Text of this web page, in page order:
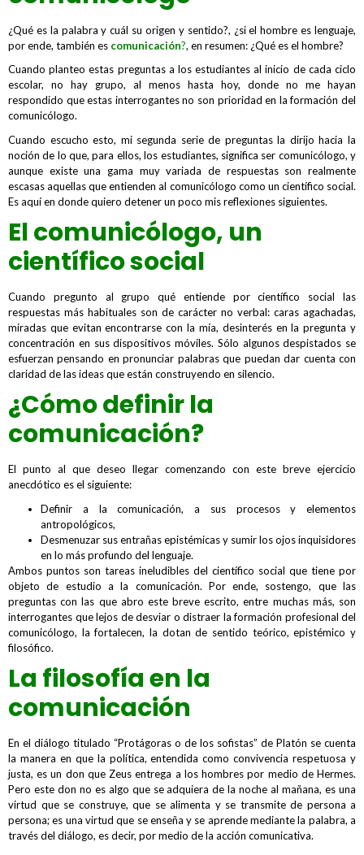
¿Qué es la palabra y cuál su origen y sentido?, ¿si el hombre es lenguaje,
por ende, también es comunicación?, en resumen: ¿Qué es el hombre?
Cuando planteo estas preguntas a los estudiantes al inicio de cada ciclo
escolar, no hay grupo, al menos hasta hoy, donde no me hayan
respondido que estas interrogantes no son prioridad en la formación del
comunicólogo.
Cuando escucho esto, mi segunda serie de preguntas la dirijo hacia la
noción de lo que, para ellos, los estudiantes, significa ser comunicólogo, y
aunque existe una gama muy variada de respuestas son realmente
escasas aquellas que entienden al comunicólogo como un científico social.
Es aquí en donde quiero detener un poco mis reflexiones siguientes.
El comunicólogo, un
científico social
Cuando pregunto al grupo qué entiende por científico social las
respuestas más habituales son de carácter no verbal: caras agachadas,
miradas que evitan encontrarse con la mía, desinterés en la pregunta y
concentración en sus dispositivos móviles. Sólo algunos despistados se
esfuerzan pensando en pronunciar palabras que puedan dar cuenta con
claridad de las ideas que están construyendo en silencio.
¿Cómo definir la
comunicación?
El punto al que deseo llegar comenzando con este breve ejercicio
anecdótico es el siguiente:
Definir a la comunicación, a sus procesos y elementos
antropológicos,
Desmenuzar sus entrañas epistémicas y sumir los ojos inquisidores
en lo más profundo del lenguaje.
Ambos puntos son tareas ineludibles del científico social que tiene por
objeto de estudio a la comunicación. Por ende, sostengo, que las
preguntas con las que abro este breve escrito, entre muchas más, son
interrogantes que lejos de desviar o distraer la formación profesional del
comunicólogo, la fortalecen, la dotan de sentido teórico, epistémico y
filosófico.
La filosofía en la
comunicación
En el diálogo titulado “Protágoras o de los sofistas” de Platón se cuenta
la manera en que la política, entendida como convivencia respetuosa y
justa, es un don que Zeus entrega a los hombres por medio de Hermes.
Pero este don no es algo que se adquiera de la noche al mañana, es una
virtud que se construye, que se alimenta y se transmite de persona a
persona; es una virtud que se enseña y se aprende mediante la palabra, a
través del diálogo, es decir, por medio de la acción comunicativa.